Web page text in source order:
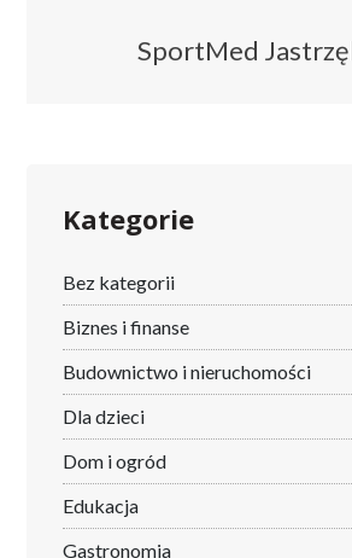
wpisuSportMed
Kategorie
Bez kategorii
Biznes i finanse
Budownictwo i nieruchomości
Dla dzieci
Dom i ogród
Edukacja
Gastronomia